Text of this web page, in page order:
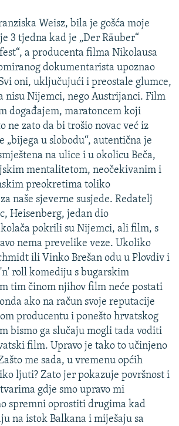
Weisz, bila je gošća moje
3 tjedna kad je „Der Räuber“
a producenta filma Nikolausa
dokumentarista upoznao
oni, uključujući i preostale glumce,
nisu Nijemci, nego Austrijanci. Film
događajem, maratoncem koji
ne zato da bi trošio novac već iz
„bijega u slobodu“, autentična je
na ulice i u okolicu Beča,
mentalitetom, neočekivanim i
preokretima toliko
naše sjeverne susjede. Redatelj
Heisenberg, jedan dio
pokrili su Nijemci, ali film, s
nema prevelike veze. Ukoliko
ili Vinko Brešan odu u Plovdiv i
roll komediju s bugarskim
tim činom njihov film neće postati
ako na račun svoje reputacije
producentu i ponešto hrvatskog
bismo ga slučaju mogli tada voditi
film. Upravo je tako to učinjeno
me sada, u vremenu općih
ljuti? Zato jer pokazuje površnost i
gdje smo upravo mi
spremni oprostiti drugima kad
na istok Balkana i miješaju sa